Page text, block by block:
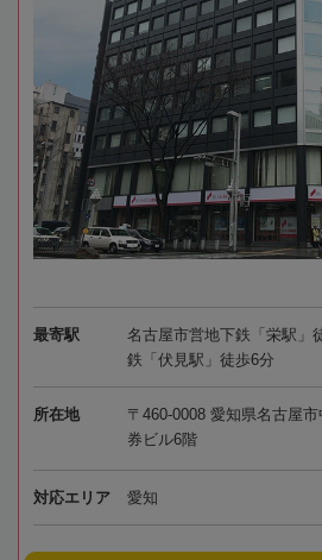
最寄駅
名古屋市営地下鉄「栄駅」
鉄「伏見駅」徒歩6分
所在地
〒460-0008 愛知県名古屋
券ビル6階
対応エリア 愛知